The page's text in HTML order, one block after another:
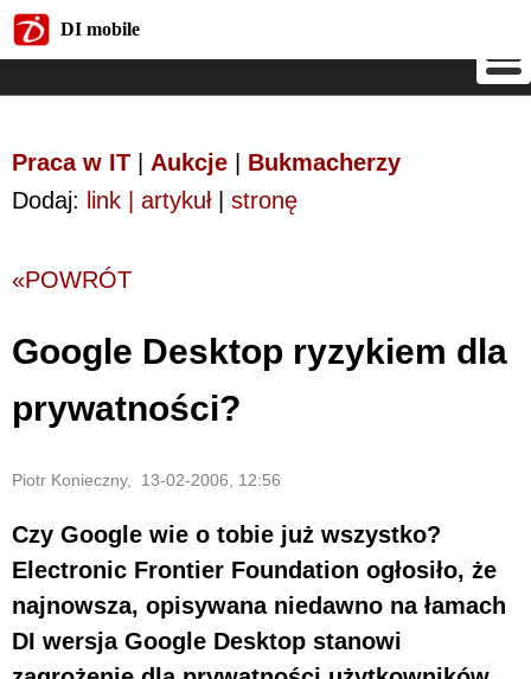
DI mobile
Praca w IT Aukcje
Bukmacherzy
Dodaj: link | artykuł| stronę
«POWRÓT
Google Desktop ryzykiem dla
prywatności?
Piotr Konieczny, 13-02-2006, 12:56
Czy Google wie o tobie już wszystko?
Electronic Frontier Foundation ogłosiło, że
najnowsza, opisywana niedawno na łamach
DI wersja Google Desktop stanowi
DI mobile